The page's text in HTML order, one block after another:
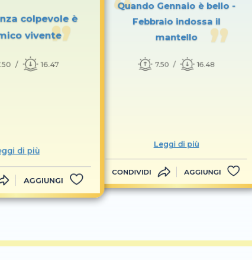
colpevole è
vivente
16.47
di più
AGGIUNGI
Quando Gennaio è bello -
Febbraio indossa il
mantello
7.50 16.48
Leggi di più
CONDIVIDI AGGIUNGI